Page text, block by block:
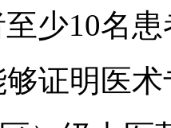
少10名
够证明医